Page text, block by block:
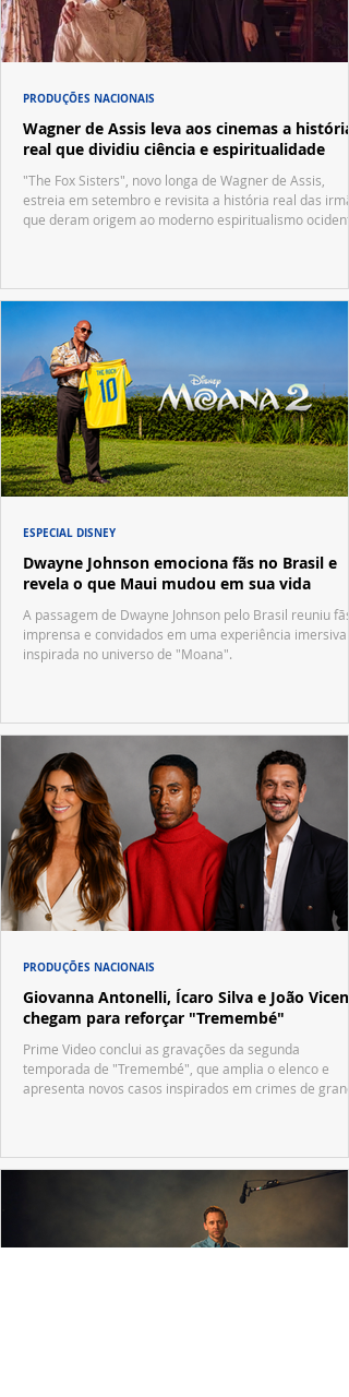
Wagner de Assis leva aos cinemas a história
real que dividiu ciência e espiritualidade
"The Fox Sisters", novo longa de Wagner de Assis,
estreia em setembro e revisita a história real das
que deram origem ao moderno espiritualismo
PRODUÇÕES NACIONAIS
Dwayne Johnson emociona fãs no Brasil e
revela o que Maui mudou em sua vida
A passagem de Dwayne Johnson pelo Brasil reuniu fãs,
imprensa e convidados em uma experiência imersiva
inspirada no universo de "Moana".
ESPECIAL DISNEY
Giovanna Antonelli, Ícaro Silva e João
chegam para reforçar "Tremembé"
Prime Video conclui as gravações da segunda
temporada de "Tremembé", que amplia o elenco e
apresenta novos casos inspirados em crimes de
PRODUÇÕES NACIONAIS